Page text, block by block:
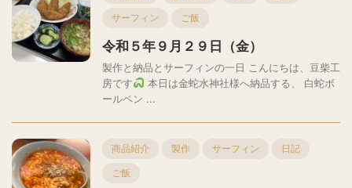
サーフィン ご飯
令和５年９月２９日（金）
製作と納品とサーフィンの一日 こんにちは、豆柴工
房です
本日は金蛇水神社様へ納品する、 白蛇ボ
ールペン ...
商品紹介 製作 サーフィン 日記
ご飯